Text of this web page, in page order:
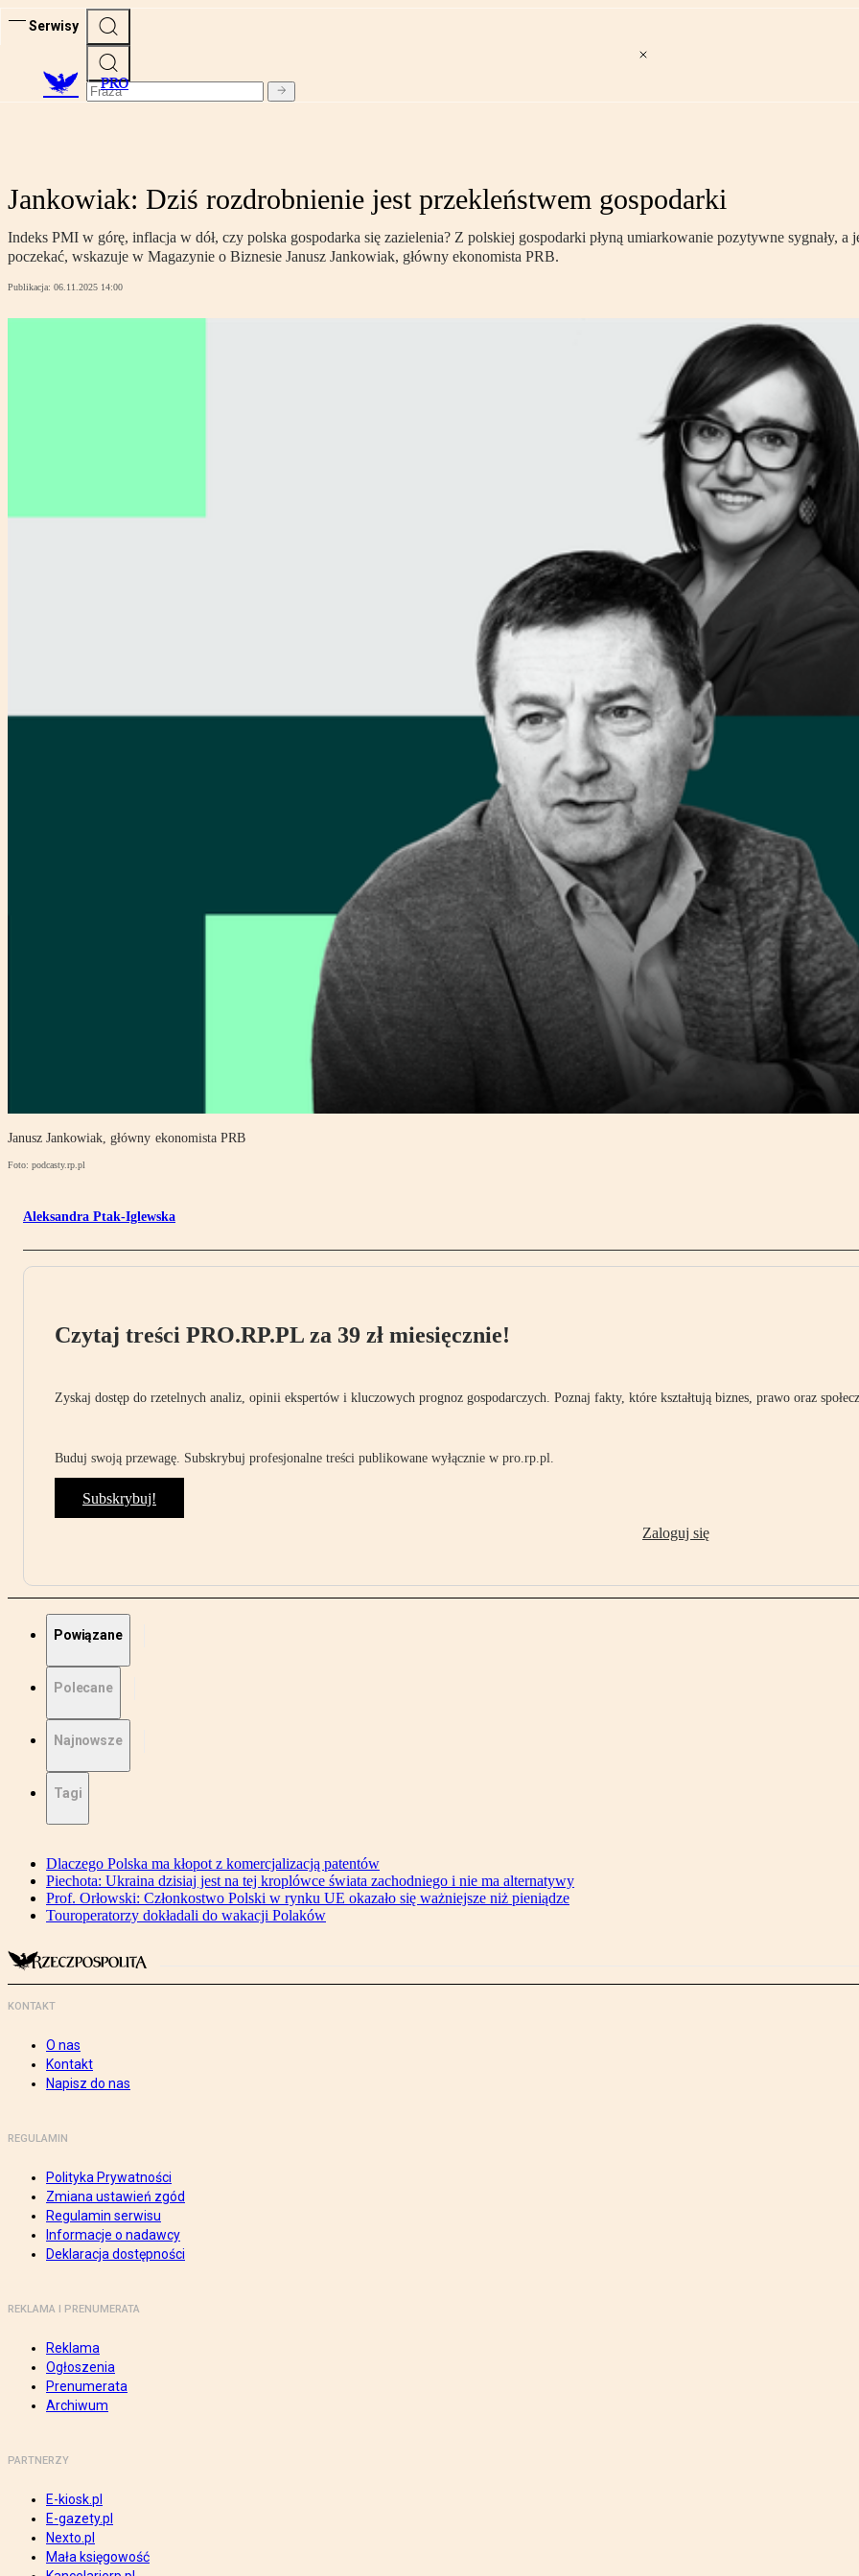
Serwisy
PRO
Jankowiak: Dziś rozdrobnienie jest przekleństwem gospodarki
Indeks PMI w górę, inflacja w dół, czy polska gospodarka się zazielenia? Z polskiej gospodarki płyną umiarkowanie pozytywne sygnały,
poczekać, wskazuje w Magazynie o Biznesie Janusz Jankowiak, główny ekonomista PRB.
Publikacja: 06.11.2025 14:00
Janusz Jankowiak, główny ekonomista PRB
Foto: podcasty.rp.pl
Aleksandra Ptak-Iglewska
Czytaj treści PRO.RP.PL za 39 zł miesięcznie!
Zyskaj dostęp do rzetelnych analiz, opinii ekspertów i kluczowych prognoz gospodarczych. Poznaj fakty, które kształtują biznes, prawo oraz
Buduj swoją przewagę. Subskrybuj profesjonalne treści publikowane wyłącznie w pro.rp.pl.
Subskrybuj!
Zaloguj się
Powiązane
Polecane
Najnowsze
Tagi
Dlaczego Polska ma kłopot z komercjalizacją patentów
Piechota: Ukraina dzisiaj jest na tej kroplówce świata zachodniego i nie ma alternatywy
Prof. Orłowski: Członkostwo Polski w rynku UE okazało się ważniejsze niż pieniądze
Touroperatorzy dokładali do wakacji Polaków
KONTAKT
O nas
Kontakt
Napisz do nas
REGULAMIN
Polityka Prywatności
Zmiana ustawień zgód
Regulamin serwisu
Informacje o nadawcy
Deklaracja dostępności
REKLAMA I PRENUMERATA
Reklama
Ogłoszenia
Prenumerata
Archiwum
PARTNERZY
E-kiosk.pl
E-gazety.pl
Nexto.pl
Mała księgowość